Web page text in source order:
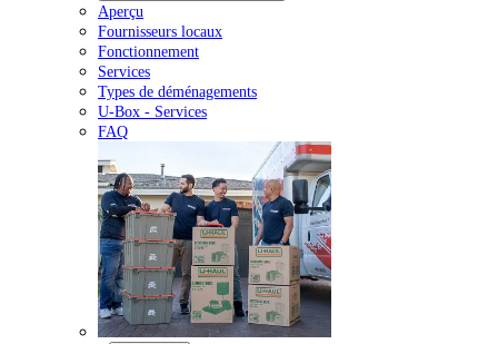
Aperçu
Fournisseurs locaux
Fonctionnement
Services
Types de déménagements
U-Box - Services
FAQ